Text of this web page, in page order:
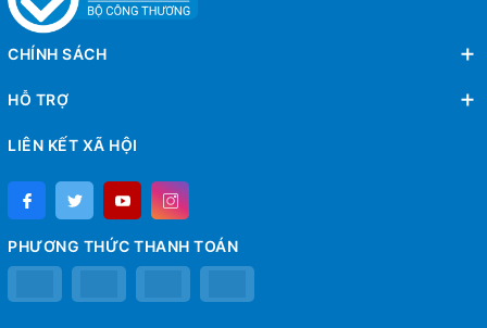
CHÍNH SÁCH
HỖ TRỢ
LIÊN KẾT XÃ HỘI
PHƯƠNG THỨC THANH TOÁN